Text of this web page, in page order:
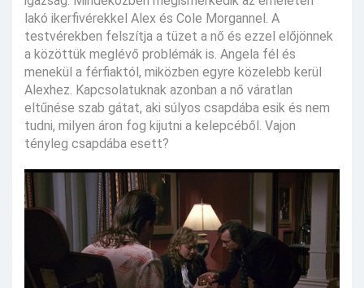
lakó ikerfivérekkel Alex és Cole Morgannel. A
testvérekben felszítja a tüzet a nő és ezzel előjönnek
a közöttük meglévő problémák is. Angela fél és
menekül a férfiaktól, miközben egyre közelebb kerül
Alexhez. Kapcsolatuknak azonban a nő váratlan
eltűnése szab gátat, aki súlyos csapdába esik és nem
tudni, milyen áron fog kijutni a kelepcéből. Vajon
tényleg csapdába esett?